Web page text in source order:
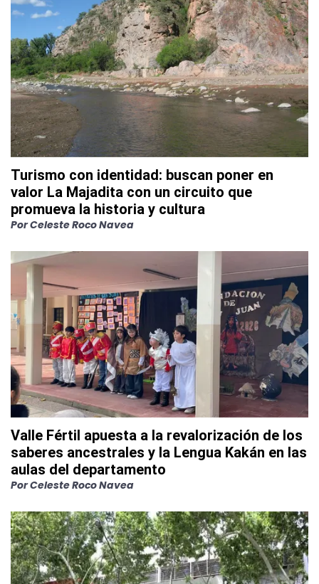
Turismo con identidad: buscan poner en
valor La Majadita con un circuito que
promueva la historia y cultura
PorCeleste Roco Navea
Valle Fértil apuesta a la revalorización de los
saberes ancestrales y la Lengua Kakán en las
aulas del departamento
PorCeleste Roco Navea